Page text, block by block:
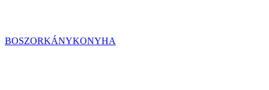
BOSZORKÁNYKONYHA